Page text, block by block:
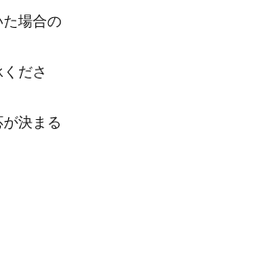
場合の
ださ
決まる